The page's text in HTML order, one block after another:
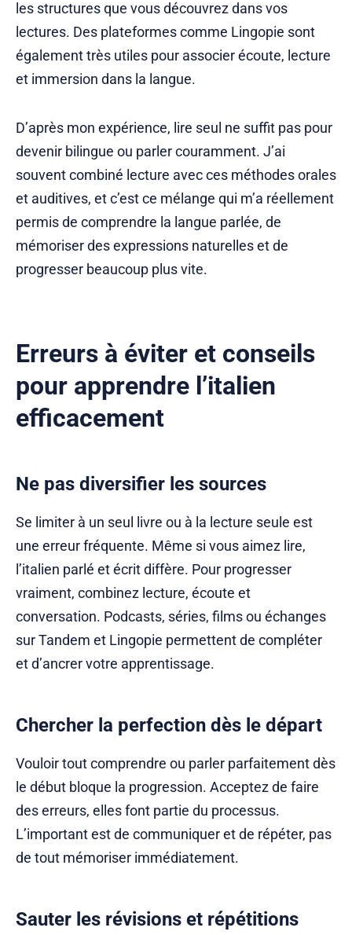
les structures que vous découvrez dans vos
lectures. Des plateformes comme Lingopie sont
également très utiles pour associer écoute, lecture
et immersion dans la langue.
D’après mon expérience, lire seul ne suffit pas pour
devenir bilingue ou parler couramment. J’ai
souvent combiné lecture avec ces méthodes orales
et auditives, et c’est ce mélange qui m’a réellement
permis de comprendre la langue parlée, de
mémoriser des expressions naturelles et de
progresser beaucoup plus vite.
Erreurs à éviter et conseils
pour apprendre l’italien
efficacement
Ne pas diversifier les sources
Se limiter à un seul livre ou à la lecture seule est
une erreur fréquente. Même si vous aimez lire,
l’italien parlé et écrit diffère. Pour progresser
vraiment, combinez lecture, écoute et
conversation. Podcasts, séries, films ou échanges
sur Tandem et Lingopie permettent de compléter
et d’ancrer votre apprentissage.
Chercher la perfection dès le départ
Vouloir tout comprendre ou parler parfaitement dès
le début bloque la progression. Acceptez de faire
des erreurs, elles font partie du processus.
L’important est de communiquer et de répéter, pas
de tout mémoriser immédiatement.
Sauter les révisions et répétitions